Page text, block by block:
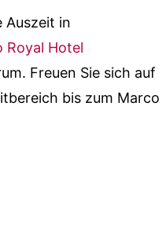
Auszeit in
Royal Hotel
Freuen Sie sich auf
bis zum Marco